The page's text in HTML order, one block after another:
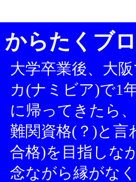
からたくブ
大学卒業後、大
カ(ナミビア)で1
に帰ってきたら
難関資格(？)と言
合格)を目指しな
念ながら縁がな